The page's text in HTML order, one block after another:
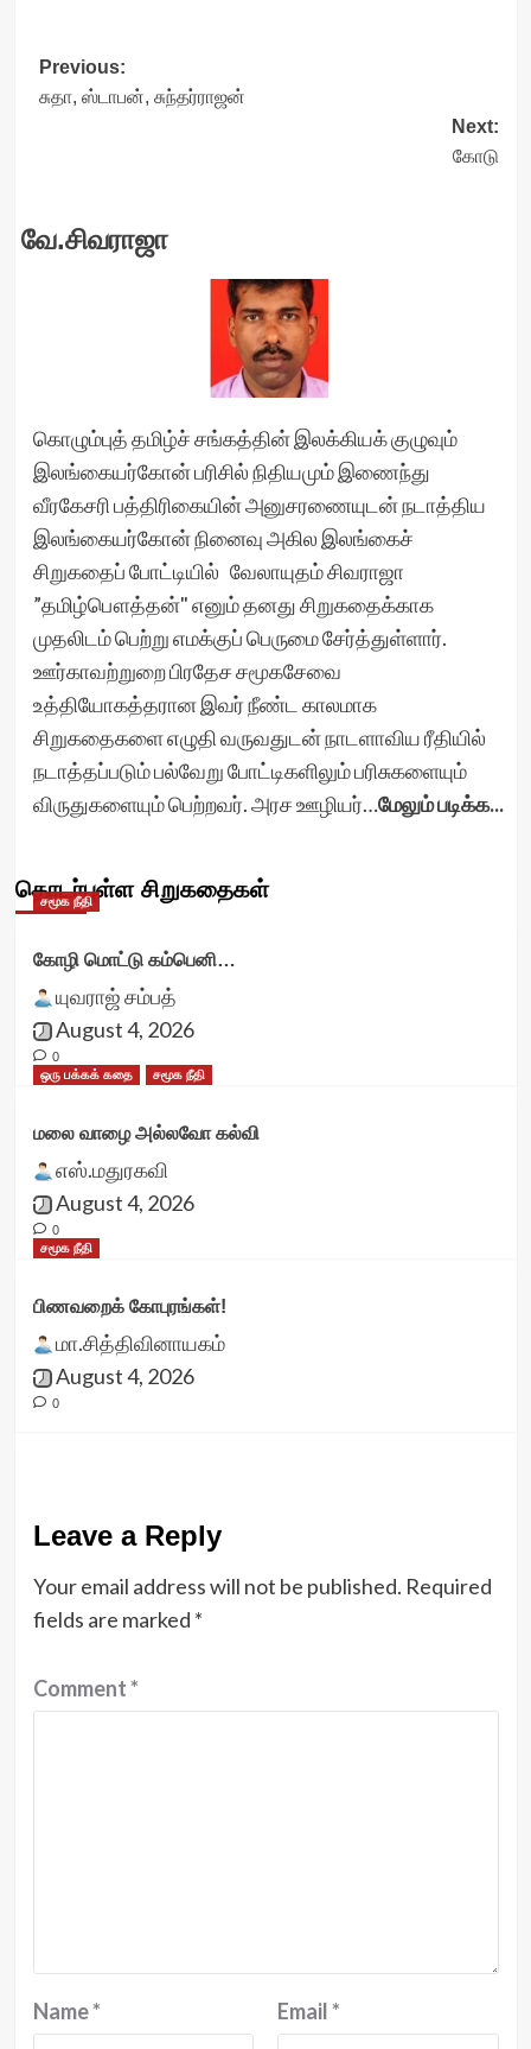
Post
navigation
Previous:
சுதா, ஸ்டாபன், சுந்தர்ராஜன்
Next:
கோடு
வே.சிவராஜா
கொழும்புத் தமிழ்ச் சங்கத்தின் இலக்கியக் குழுவும்
இலங்கையர்கோன் பரிசில் நிதியமும் இணைந்து
வீரகேசரி பத்திரிகையின் அனுசரணையுடன் நடாத்திய
இலங்கையர்கோன் நினைவு அகில இலங்கைச்
சிறுகதைப் போட்டியில் வேலாயுதம் சிவராஜா
”தமிழ்பௌத்தன்" எனும் தனது சிறுகதைக்காக
முதலிடம் பெற்று எமக்குப் பெருமை சேர்த்துள்ளார்.
ஊர்காவற்றுறை பிரதேச சமூகசேவை
உத்தியோகத்தரான இவர் நீண்ட காலமாக
சிறுகதைகளை எழுதி வருவதுடன் நாடளாவிய ரீதியில்
நடாத்தப்படும் பல்வேறு போட்டிகளிலும் பரிசுகளையும்
விருதுகளையும் பெற்றவர். அரச ஊழியர்…மேலும் படிக்க...
தொடர்புள்ள சிறுகதைகள்
சமூக நீதி
கோழி மொட்டு கம்பெனி…
யுவராஜ் சம்பத்
August 4, 2026
0
ஒரு பக்கக் கதை
சமூக நீதி
மலை வாழை அல்லவோ கல்வி
எஸ்.மதுரகவி
August 4, 2026
0
சமூக நீதி
பிணவறைக் கோபுரங்கள்!
மா.சித்திவினாயகம்
August 4, 2026
0
Leave a Reply
Your email address will not be published. Required
fields are marked *
Comment*
Name* Email*